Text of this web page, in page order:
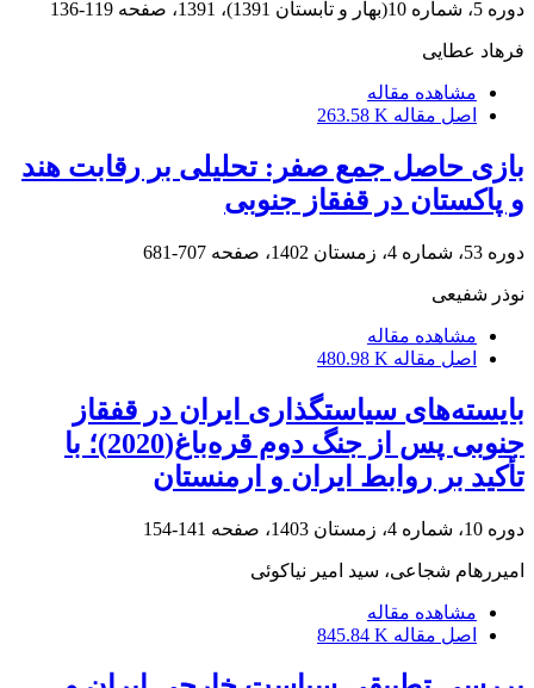
دوره 5، شماره 10(بهار و تابستان 1391)، 1391، صفحه 119-136
فرهاد عطایی
مشاهده مقاله
اصل مقاله 263.58 K
بازی حاصل جمع صفر: تحلیلی بر رقابت هند
و پاکستان در قفقاز جنوبی
دوره 53، شماره 4، زمستان 1402، صفحه 707-681
نوذر شفیعی
مشاهده مقاله
اصل مقاله 480.98 K
بایسته‌های سیاستگذاری ایران در قفقاز
جنوبی پس از جنگ دوم قره‌باغ(2020)؛ با
تأکید بر روابط ایران و ارمنستان
دوره 10، شماره 4، زمستان 1403، صفحه 141-154
امیررهام شجاعی، سید امیر نیاکوئی
مشاهده مقاله
اصل مقاله 845.84 K